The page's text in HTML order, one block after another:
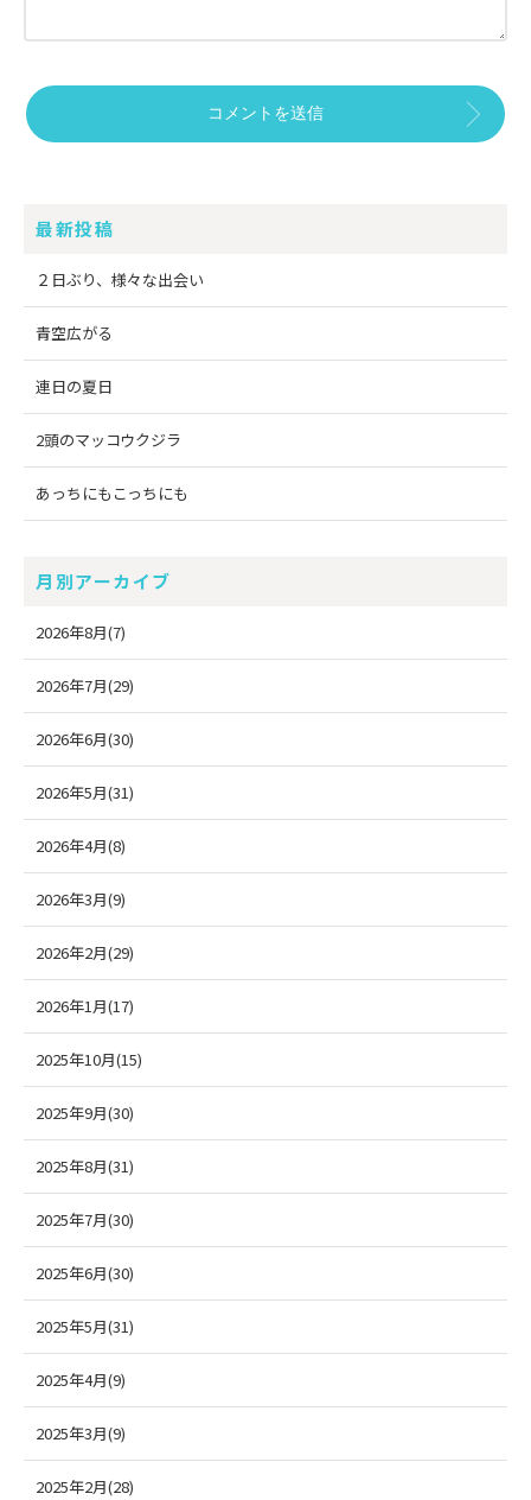
最新投稿
２日ぶり、様々な出会い
青空広がる
連日の夏日
2頭のマッコウクジラ
あっちにもこっちにも
月別アーカイブ
2026年8月(7)
2026年7月(29)
2026年6月(30)
2026年5月(31)
2026年4月(8)
2026年3月(9)
2026年2月(29)
2026年1月(17)
2025年10月(15)
2025年9月(30)
2025年8月(31)
2025年7月(30)
2025年6月(30)
2025年5月(31)
2025年4月(9)
2025年3月(9)
2025年2月(28)